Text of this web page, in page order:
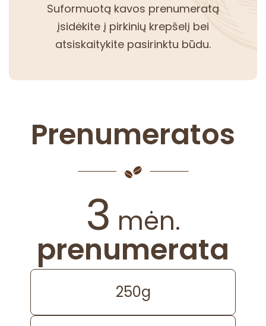
Suformuotą kavos prenumeratą
įsidėkite į pirkinių krepšelį bei
atsiskaitykite pasirinktu būdu.
Prenumeratos
3 mėn.
prenumerata
250g